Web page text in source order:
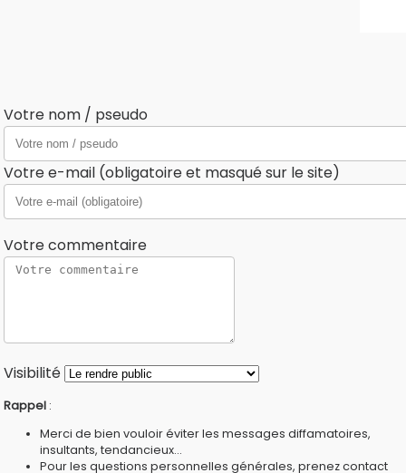
Votre nom / pseudo
Votre e-mail (obligatoire et masqué sur le site)
Votre commentaire
Visibilité
Rappel :
Merci de bien vouloir éviter les messages diffamatoires,
insultants, tendancieux...
Pour les questions personnelles générales, prenez contact